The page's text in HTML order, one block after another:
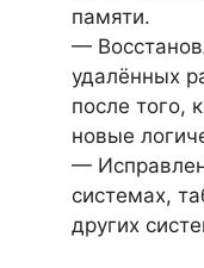
памяти.
—
удалённых
после того,
новые
—
системах,
других